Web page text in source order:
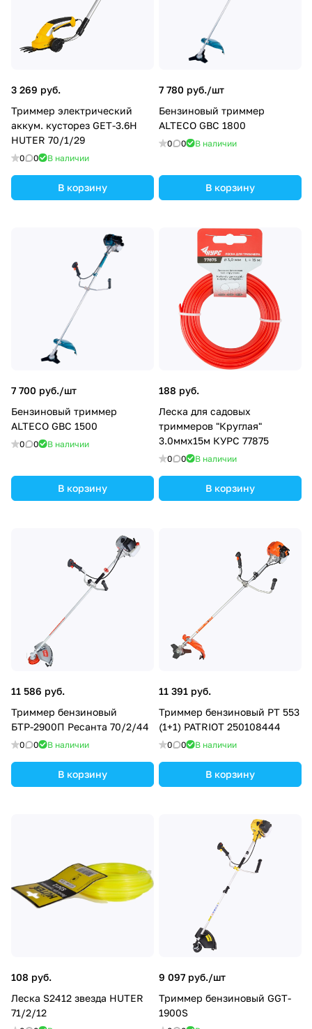
3 269 руб.
Триммер электрический
аккум. кусторез GET-3.6H
HUTER 70/1/29
0 0 В наличии
В корзину
7 780 руб./шт
Бензиновый триммер
ALTECO GBC 1800
0 0 В наличии
В корзину
7 700 руб./шт
Бензиновый триммер
ALTECO GBC 1500
0 0 В наличии
В корзину
188 руб.
Леска для садовых
триммеров "Круглая"
3.0ммх15м КУРС 77875
0 0 В наличии
В корзину
11 586 руб.
Триммер бензиновый
БТР-2900П Ресанта 70/2/44
0 0 В наличии
В корзину
11 391 руб.
Триммер бензиновый PT 553
(1+1) PATRIOT 250108444
0 0 В наличии
В корзину
108 руб.
Леска S2412 звезда HUTER
71/2/12
9 097 руб./шт
Триммер бензиновый GGT-
1900S